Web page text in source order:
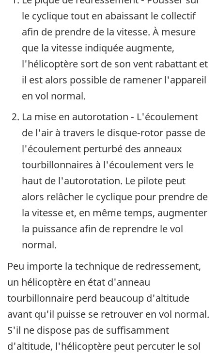
le cyclique tout en abaissant le collectif
afin de prendre de la vitesse. À mesure
que la vitesse indiquée augmente,
l'hélicoptère sort de son vent rabattant et
il est alors possible de ramener l'appareil
en vol normal.
La mise en autorotation - L'écoulement
de l'air à travers le disque-rotor passe de
l'écoulement perturbé des anneaux
tourbillonnaires à l'écoulement vers le
haut de l'autorotation. Le pilote peut
alors relâcher le cyclique pour prendre de
la vitesse et, en même temps, augmenter
la puissance afin de reprendre le vol
normal.
Peu importe la technique de redressement,
un hélicoptère en état d'anneau
tourbillonnaire perd beaucoup d'altitude
avant qu'il puisse se retrouver en vol normal.
S'il ne dispose pas de suffisamment
d'altitude, l'hélicoptère peut percuter le sol